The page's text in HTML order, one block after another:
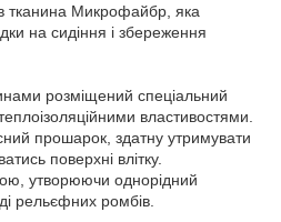
тканина Микрофайбр, яка
на сидіння і збереження
розміщений спеціальний
властивостями.
прошарок, здатну утримувати
поверхні влітку.
утворюючи однорідний
рельєфних ромбів.